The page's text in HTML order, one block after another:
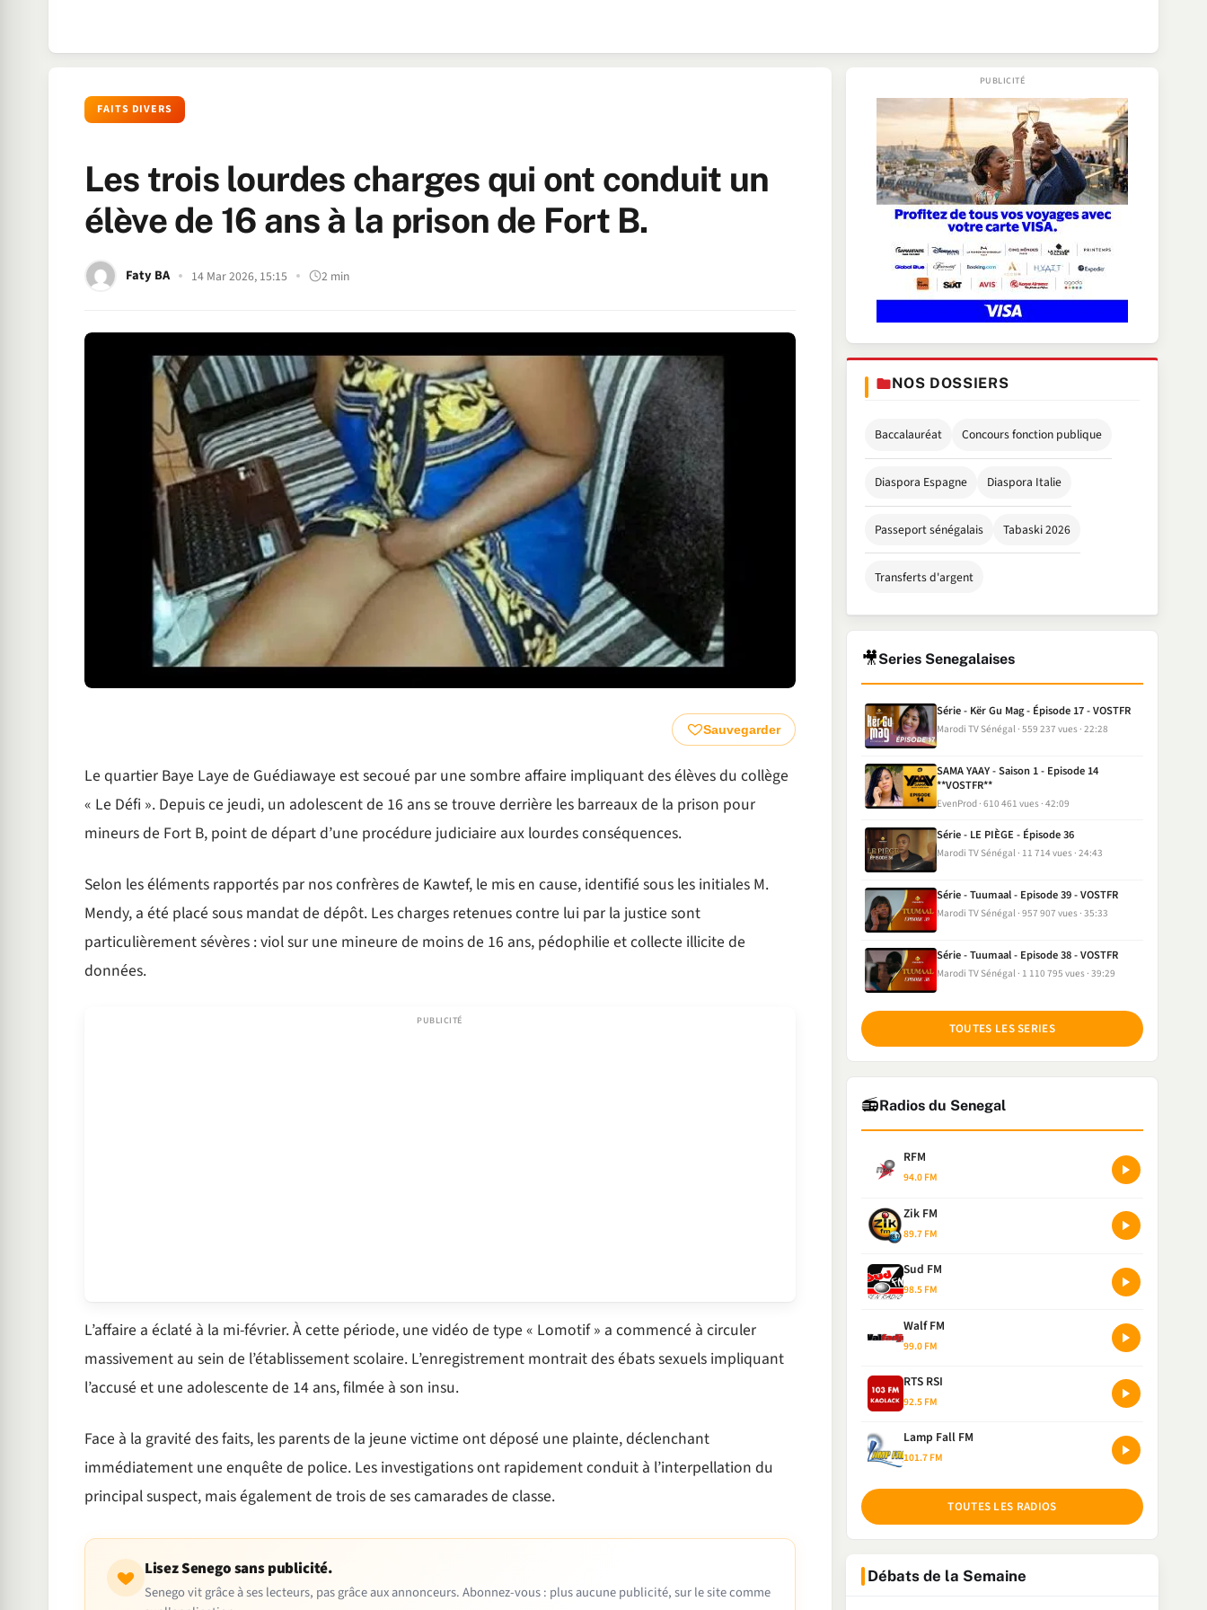
FAITS DIVERS
Les trois lourdes charges qui ont conduit un
élève de 16 ans à la prison de Fort B.
Faty BA 14 Mar 2026, 15:15 2 min
Sauvegarder
Le quartier Baye Laye de Guédiawaye est secoué par une sombre affaire impliquant des élèves du collège
« Le Défi ». Depuis ce jeudi, un adolescent de 16 ans se trouve derrière les barreaux de la prison pour
mineurs de Fort B, point de départ d’une procédure judiciaire aux lourdes conséquences.
Selon les éléments rapportés par nos confrères de Kawtef, le mis en cause, identifié sous les initiales M.
Mendy, a été placé sous mandat de dépôt. Les charges retenues contre lui par la justice sont
particulièrement sévères : viol sur une mineure de moins de 16 ans, pédophilie et collecte illicite de
données.
L’affaire a éclaté à la mi-février. À cette période, une vidéo de type « Lomotif » a commencé à circuler
massivement au sein de l’établissement scolaire. L’enregistrement montrait des ébats sexuels impliquant
l’accusé et une adolescente de 14 ans, filmée à son insu.
Face à la gravité des faits, les parents de la jeune victime ont déposé une plainte, déclenchant
immédiatement une enquête de police. Les investigations ont rapidement conduit à l’interpellation du
principal suspect, mais également de trois de ses camarades de classe.
Lisez Senego sans publicité.
Senego vit grâce à ses lecteurs, pas grâce aux annonceurs. Abonnez-vous : plus aucune publicité, sur le site comme
NOS DOSSIERS
Baccalauréat Concours fonction publique
Diaspora Espagne Diaspora Italie
Passeport sénégalais Tabaski 2026
Transferts d'argent
🎥Series Senegalaises
Série - Kër Gu Mag - Épisode 17 - VOSTFR
Marodi TV Sénégal 559 237 vues 22:28
SAMA YAAY - Saison 1 - Episode 14
**VOSTFR**
EvenProd 610 461 vues 42:09
Série - LE PIÈGE - Épisode 36
Marodi TV Sénégal 11 714 vues 24:43
Série - Tuumaal - Episode 39 - VOSTFR
Marodi TV Sénégal 957 907 vues 35:33
Série - Tuumaal - Episode 38 - VOSTFR
Marodi TV Sénégal 1 110 795 vues 39:29
TOUTES LES SERIES
📻Radios du Senegal
RFM
94.0 FM
Zik FM
89.7 FM
Sud FM
98.5 FM
Walf FM
99.0 FM
RTS RSI
92.5 FM
Lamp Fall FM
101.7 FM
TOUTES LES RADIOS
Débats de la Semaine